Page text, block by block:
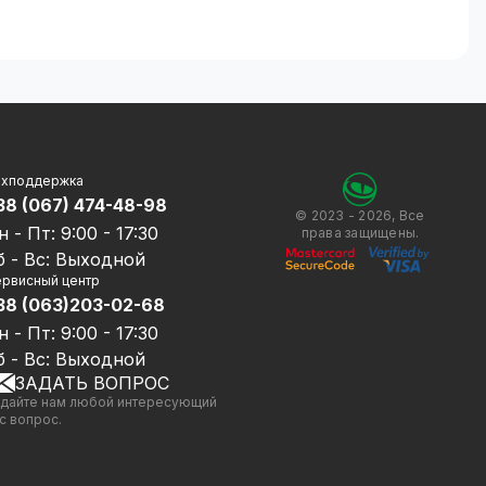
(067) 474-48-98
- Пт: 9:00 - 17:30
- Вс: Выходной
центр
(063)203-02-68
- Пт: 9:00 - 17:30
- Вс: Выходной
ЗАДАТЬ ВОПРОС
нам любой интересующий
вопрос.
© 2023 - 2026, Все
права защищены.